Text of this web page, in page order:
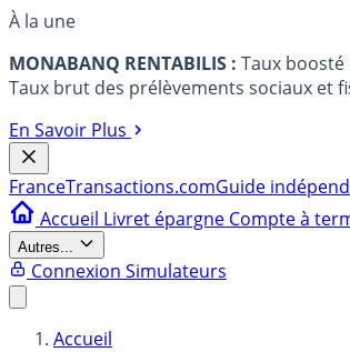
À la une
MONABANQ RENTABILIS : Taux boosté
Taux brut des prélèvements sociaux et
En Savoir Plus
FranceTransactions.comGuide
Accueil Livret épargne Compte à
Autres...
Connexion Simulateurs
Accueil